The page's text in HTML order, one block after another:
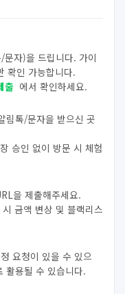
문자)을 드립니다. 가이
확인 가능합니다.
출 에서 확인하세요.
림톡/문자을 받으신 곳
승인 없이 방문 시 체험
을 제출해주세요.
금액 변상 및 블랙리스
요청이 있을 수 있으
활용될 수 있습니다.